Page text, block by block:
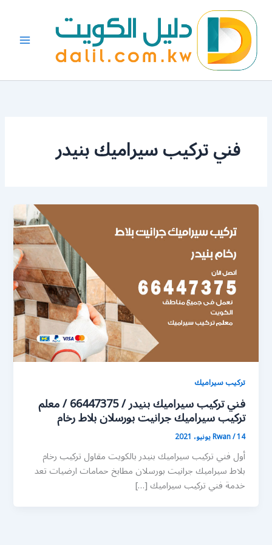
المحتوى
فني تركيب سيراميك بنيدر
تركيب سيراميك
فني تركيب سيراميك بنيدر / 66447375 / معلم
تركيب سيراميك جرانيت بورسلان بلاط رخام
Rwan/14 يونيو، 2021
أول فني تركيب سيراميك بنيدر بالكويت مقاول تركيب رخام
بلاط سيراميك جرانيت بورسلان مطابخ حمامات ارضيات تعد
خدمة فني تركيب سيراميك […]